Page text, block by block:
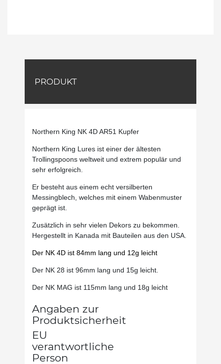
PRODUKT
Northern King NK 4D AR51 Kupfer
Northern King Lures ist einer der ältesten
Trollingspoons weltweit und extrem populär und
sehr erfolgreich.
Er besteht aus einem echt versilberten
Messingblech, welches mit einem Wabenmuster
geprägt ist.
Zusätzlich in sehr vielen Dekors zu bekommen.
Hergestellt in Kanada mit Bauteilen aus den USA.
Der NK 4D ist 84mm lang und 12g leicht
Der NK 28 ist 96mm lang und 15g leicht.
Der NK MAG ist 115mm lang und 18g leicht
Angaben zur
Produktsicherheit
EU
verantwortliche
Person